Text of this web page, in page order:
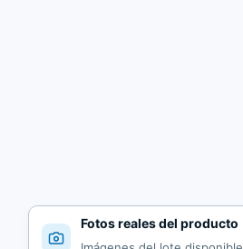
Fotos reales del producto